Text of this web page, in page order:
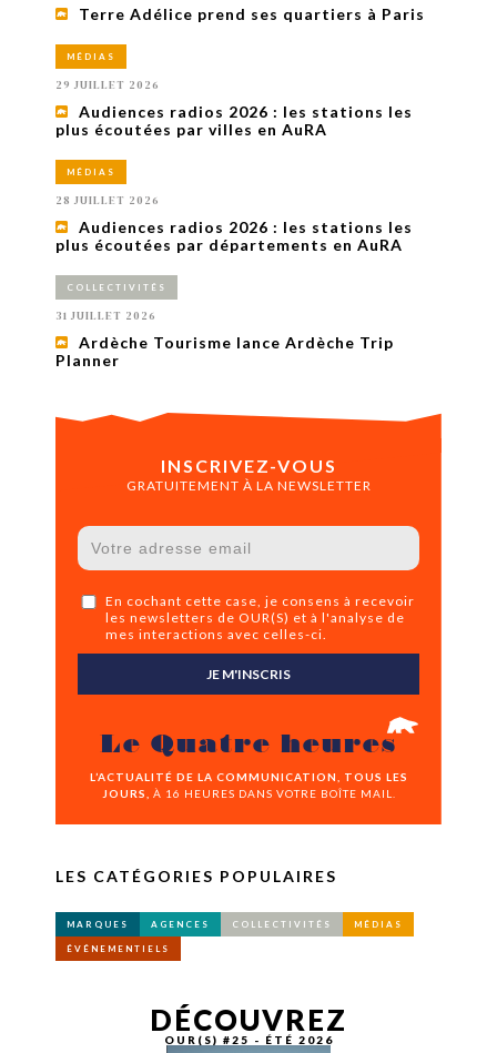
Terre Adélice prend ses quartiers à Paris
MÉDIAS
29 JUILLET 2026
Audiences radios 2026 : les stations les
plus écoutées par villes en AuRA
MÉDIAS
28 JUILLET 2026
Audiences radios 2026 : les stations les
plus écoutées par départements en AuRA
COLLECTIVITÉS
31 JUILLET 2026
Ardèche Tourisme lance Ardèche Trip
Planner
INSCRIVEZ-VOUS
GRATUITEMENT À LA NEWSLETTER
En cochant cette case, je consens à recevoir
les newsletters de OUR(S) et à l'analyse de
mes interactions avec celles-ci.
JE M'INSCRIS
Le Quatre heures
L’ACTUALITÉ DE LA COMMUNICATION, TOUS LES
JOURS,
À 16 HEURES DANS VOTRE BOÎTE MAIL.
LES CATÉGORIES POPULAIRES
MARQUES AGENCES COLLECTIVITÉS MÉDIAS
ÉVÉNEMENTIELS
DÉCOUVREZ
OUR(S) #25 - ÉTÉ 2026